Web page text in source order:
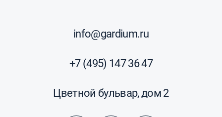
info@gardium.ru
+7 (495) 147 36 47
Цветной бульвар, дом 2